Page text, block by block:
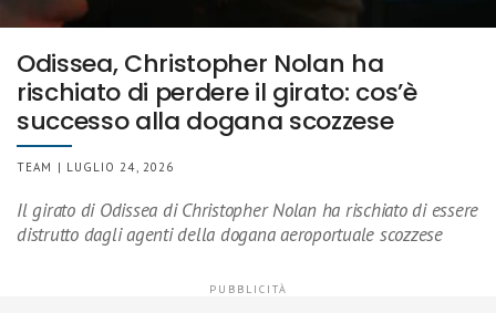
Odissea, Christopher Nolan ha
rischiato di perdere il girato: cos’è
successo alla dogana scozzese
TEAM | LUGLIO 24, 2026
Il girato di Odissea di Christopher Nolan ha rischiato di essere
distrutto dagli agenti della dogana aeroportuale scozzese